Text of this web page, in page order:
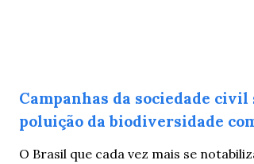
Campanhas da sociedade
poluição da biodiversidade
O Brasil que cada vez mais se